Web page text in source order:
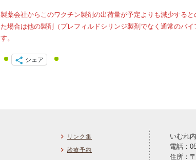
製薬会社からこのワクチン製剤の出荷量が予定よりも減少する
た場合は他の製剤（プレフィルドシリンジ製剤でなく通常のバ
す。
シェア
リンク集
診療予約
いむれ
電話：
住所：